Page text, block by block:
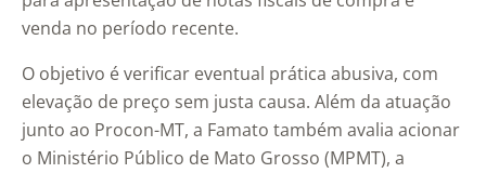
venda no período recente.
O objetivo é verificar eventual prática abusiva, com
elevação de preço sem justa causa. Além da atuação
junto ao Procon-MT, a Famato também avalia acionar
o Ministério Público de Mato Grosso (MPMT), a